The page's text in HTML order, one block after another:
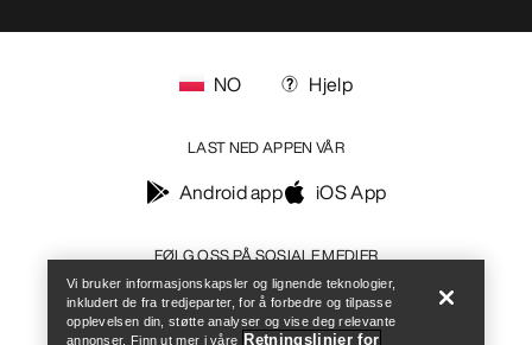
FØLG OSS PÅ SOSIALE MEDIER
NO Hjelp
LAST NED APPEN VÅR
Android app iOS App
Vi bruker informasjonskapsler og lignende teknologier,
inkludert de fra tredjeparter, for å forbedre og tilpasse
opplevelsen din, støtte analyser og vise deg relevante
annonser. Finn ut mer i våre Retningslinjer for